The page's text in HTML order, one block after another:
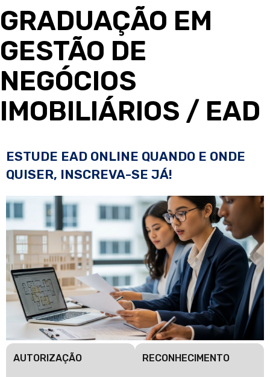
GRADUAÇÃO EM
GESTÃO DE
NEGÓCIOS
IMOBILIÁRIOS / EAD
ESTUDE EAD ONLINE QUANDO E ONDE
QUISER, INSCREVA-SE JÁ!
AUTORIZAÇÃO RECONHECIMENTO